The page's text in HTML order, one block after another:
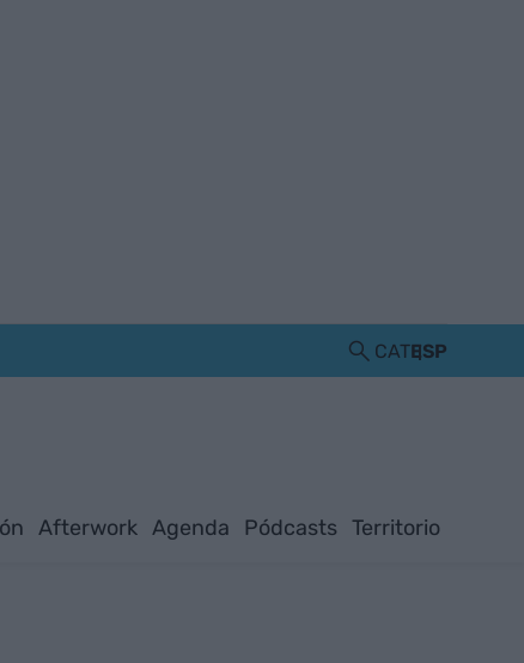
CATESP
Afterwork Agenda Pódcasts Territorio